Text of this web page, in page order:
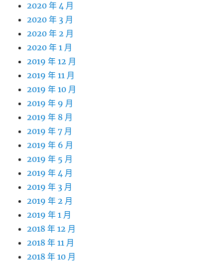
2020 年 4 月
2020 年 3 月
2020 年 2 月
2020 年 1 月
2019 年 12 月
2019 年 11 月
2019 年 10 月
2019 年 9 月
2019 年 8 月
2019 年 7 月
2019 年 6 月
2019 年 5 月
2019 年 4 月
2019 年 3 月
2019 年 2 月
2019 年 1 月
2018 年 12 月
2018 年 11 月
2018 年 10 月